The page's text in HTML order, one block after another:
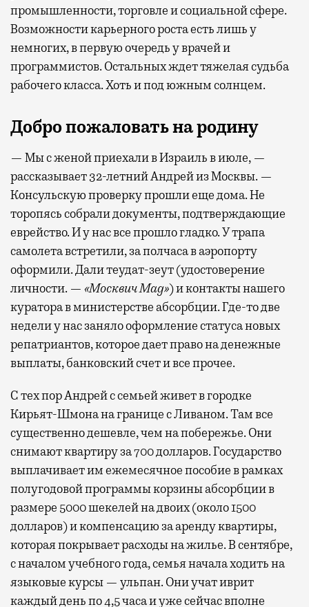
промышленности, торговле и социальной сфере.
Возможности карьерного роста есть лишь у
немногих, в первую очередь у врачей и
программистов. Остальных ждет тяжелая судьба
рабочего класса. Хоть и под южным солнцем.
Добро пожаловать на родину
— Мы с женой приехали в Израиль в июле, —
рассказывает 32-летний Андрей из Москвы. —
Консульскую проверку прошли еще дома. Не
торопясь собрали документы, подтверждающие
еврейство. И у нас все прошло гладко. У трапа
самолета встретили, за полчаса в аэропорту
оформили. Дали теудат-зеут (удостоверение
личности. — «МосквичMag») и контакты нашего
куратора в министерстве абсорбции. Где-то две
недели у нас заняло оформление статуса новых
репатриантов, которое дает право на денежные
выплаты, банковский счет и все прочее.
С тех пор Андрей с семьей живет в городке
Кирьят-Шмона на границе с Ливаном. Там все
существенно дешевле, чем на побережье. Они
снимают квартиру за 700 долларов. Государство
выплачивает им ежемесячное пособие в рамках
полугодовой программы корзины абсорбции в
размере 5000 шекелей на двоих (около 1500
долларов) и компенсацию за аренду квартиры,
которая покрывает расходы на жилье. В сентябре,
с началом учебного года, семья начала ходить на
языковые курсы — ульпан. Они учат иврит
каждый день по 4,5 часа и уже сейчас вполне